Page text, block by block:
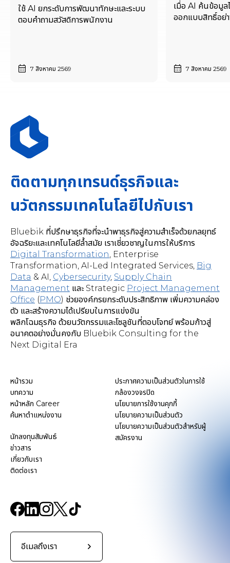
ใช้ AI ยกระดับการพัฒนาทักษะและระบบ
ตอบคำถามสวัสดิการพนักงาน
7 สิงหาคม 2569
เมื่อ AI ค้นข้อมูล
ออกแบบสิทธิ์อย่า
7 สิงหาคม 2569
ติดตามทุกเทรนด์ธุรกิจและ
นวัตกรรมเทคโนโลยีไปกับเรา
Bluebik ที่ปรึกษาธุรกิจที่จะนำพาธุรกิจสู่ความสำเร็จด้วยกลยุทธ์
อัจฉริยะและเทคโนโลยีล้ำสมัย เราเชี่ยวชาญในการให้บริการ
Digital Transformation, Enterprise
Transformation, AI-Led Integrated Services, Big
Data & AI, Cybersecurity, Supply Chain
Management และ Strategic Project Management
Office (PMO) ช่วยองค์กรยกระดับประสิทธิภาพ เพิ่มความคล่อง
ตัว และสร้างความได้เปรียบในการแข่งขัน
พลิกโฉมธุรกิจ ด้วยนวัตกรรมและโซลูชันที่ตอบโจทย์ พร้อมก้าวสู่
อนาคตอย่างมั่นคงกับ Bluebik Consulting for the
Next Digital Era
หน้ารวม
บทความ
หน้าหลัก Career
ค้นหาตำแหน่งงาน
นักลงทุนสัมพันธ์
ข่าวสาร
เกี่ยวกับเรา
ติดต่อเรา
ประกาศความเป็นส่วนตัวในการใช้
กล้องวงจรปิด
นโยบายการใช้งานคุกกี้
นโยบายความเป็นส่วนตัว
นโยบายความเป็นส่วนตัวสำหรับผู้
สมัครงาน
อีเมลถึงเรา